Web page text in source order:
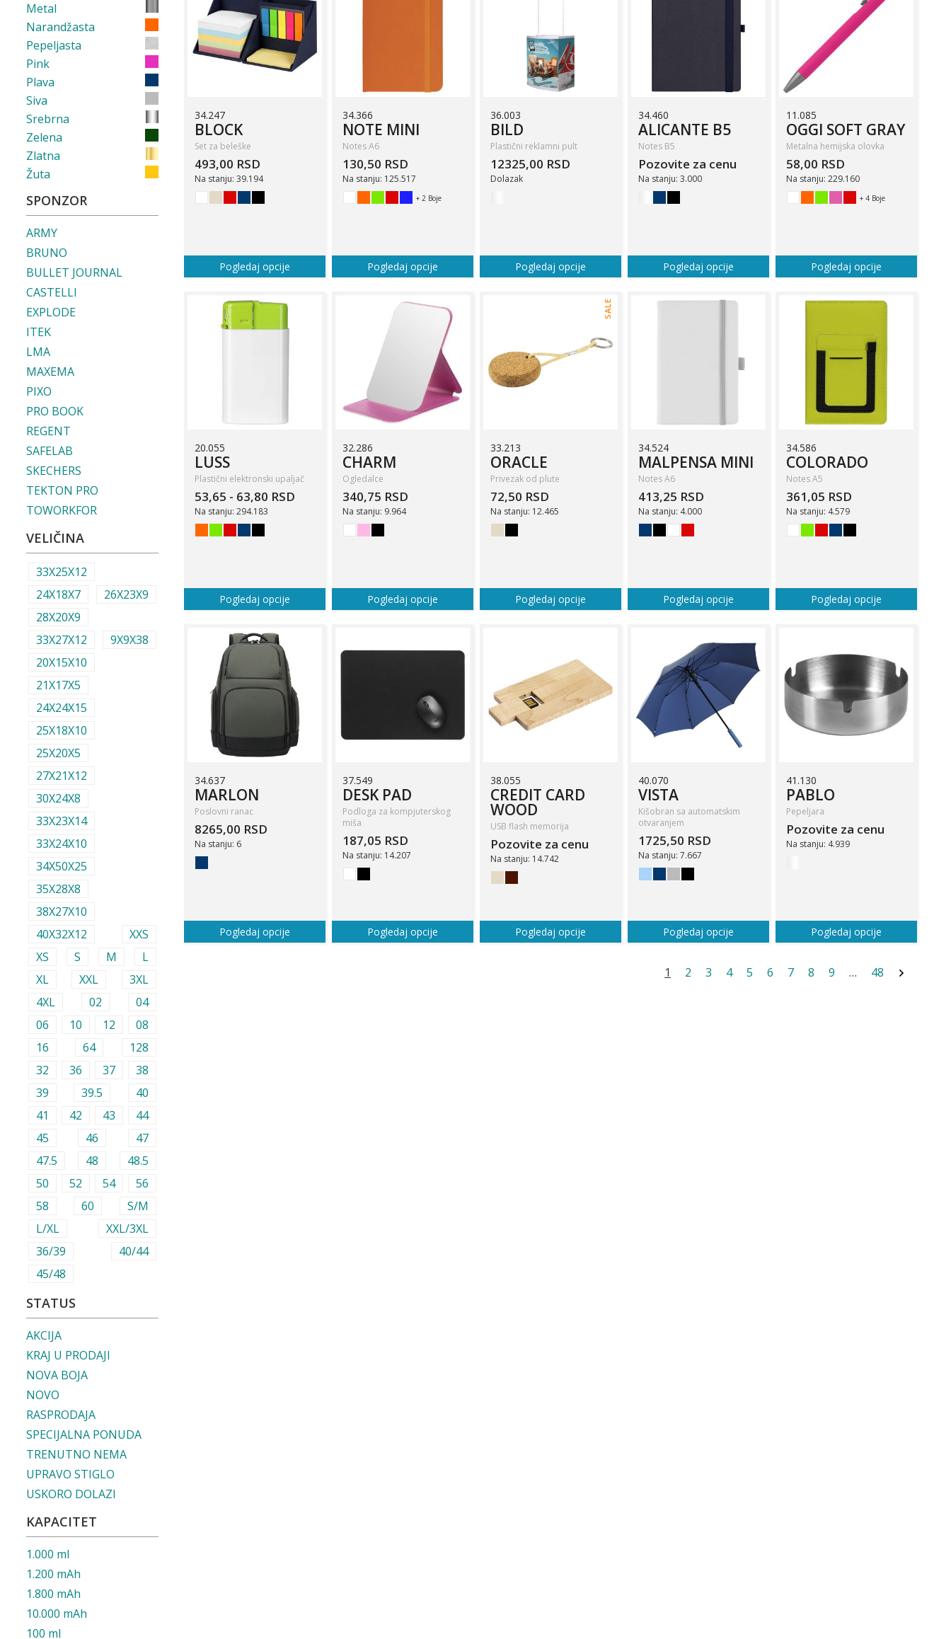
34.247
BLOCK
Set za beleške
493,00 RSD
Na stanju: 39.194
Pogledaj opcije
34.366
NOTE MINI
Notes A6
130,50 RSD
Na stanju: 125.517
+ 2 Boje
Pogledaj opcije
36.003
BILD
Plastični reklamni pult
12325,00 RSD
Dolazak
Pogledaj opcije
34.460
ALICANTE B5
Notes B5
Pozovite za cenu
Na stanju: 3.000
Pogledaj opcije
11.085
OGGI SOFT GRAY
Metalna hemijska olovka
58,00 RSD
Na stanju: 229.160
+ 4 Boje
Pogledaj opcije
20.055
LUSS
Plastični elektronski upaljač
53,65 - 63,80 RSD
Na stanju: 294.183
Pogledaj opcije
32.286
CHARM
Ogledalce
340,75 RSD
Na stanju: 9.964
Pogledaj opcije
SALE
33.213
ORACLE
Privezak od plute
72,50 RSD
Na stanju: 12.465
Pogledaj opcije
34.524
MALPENSA MINI
Notes A6
413,25 RSD
Na stanju: 4.000
Pogledaj opcije
34.586
COLORADO
Notes A5
361,05 RSD
Na stanju: 4.579
Pogledaj opcije
34.637
MARLON
Poslovni ranac
8265,00 RSD
Na stanju: 6
Pogledaj opcije
37.549
DESK PAD
Podloga za kompjuterskog
miša
187,05 RSD
Na stanju: 14.207
Pogledaj opcije
38.055
CREDIT CARD
WOOD
USB flash memorija
Pozovite za cenu
Na stanju: 14.742
Pogledaj opcije
40.070
VISTA
Kišobran sa automatskim
otvaranjem
1725,50 RSD
Na stanju: 7.667
Pogledaj opcije
41.130
PABLO
Pepeljara
Pozovite za cenu
Na stanju: 4.939
Pogledaj opcije
1 2 3 4 5 6 7 8 9 … 48
Metal
Narandžasta
Pepeljasta
Pink
Plava
Siva
Srebrna
Zelena
Zlatna
Žuta
SPONZOR
ARMY
BRUNO
BULLET JOURNAL
CASTELLI
EXPLODE
ITEK
LMA
MAXEMA
PIXO
PRO BOOK
REGENT
SAFELAB
SKECHERS
TEKTON PRO
TOWORKFOR
VELIČINA
33X25X12
24X18X7
26X23X9
28X20X9
33X27X12
9X9X38
20X15X10
21X17X5
24X24X15
25X18X10
25X20X5
27X21X12
30X24X8
33X23X14
33X24X10
34X50X25
35X28X8
38X27X10
40X32X12
XXS
XS
S M
L
XL
XXL
3XL
4XL
02
04
06
10 12
08
16
64
128
32
36 37
38
39
39.5
40
41
42 43
44
45
46
47
47.5
48
48.5
50
52 54
56
58
60
S/M
L/XL
XXL/3XL
36/39
40/44
45/48
STATUS
AKCIJA
KRAJ U PRODAJI
NOVA BOJA
NOVO
RASPRODAJA
SPECIJALNA PONUDA
TRENUTNO NEMA
UPRAVO STIGLO
USKORO DOLAZI
KAPACITET
1.000 ml
1.200 mAh
1.800 mAh
10.000 mAh
100 ml